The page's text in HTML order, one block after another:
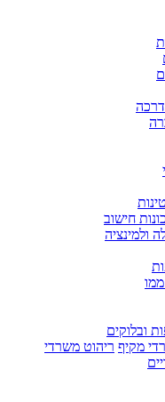
חישוב
ולמינציה
ממו
ובלוקים
מקיף ריהוט משרדי